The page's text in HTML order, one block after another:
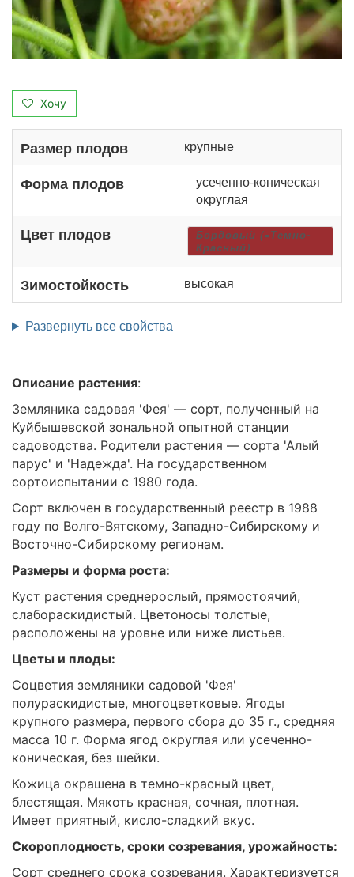
Хочу
Размер плодов крупные
Форма плодов
усеченно-коническая
округлая
Цвет плодов
Бордовый (=Темно-
Красный)
Зимостойкость высокая
Развернуть все свойства
Описание растения:
Земляника садовая 'Фея' — сорт, полученный на
Куйбышевской зональной опытной станции
садоводства. Родители растения — сорта 'Алый
парус' и 'Надежда'. На государственном
сортоиспытании с 1980 года.
Сорт включен в государственный реестр в 1988
году по Волго-Вятскому, Западно-Сибирскому и
Восточно-Сибирскому регионам.
Размеры и форма роста:
Куст растения среднерослый, прямостоячий,
слабораскидистый. Цветоносы толстые,
расположены на уровне или ниже листьев.
Цветы и плоды:
Соцветия земляники садовой 'Фея'
полураскидистые, многоцветковые. Ягоды
крупного размера, первого сбора до 35 г., средняя
масса 10 г. Форма ягод округлая или усеченно-
коническая, без шейки.
Кожица окрашена в темно-красный цвет,
блестящая. Мякоть красная, сочная, плотная.
Имеет приятный, кисло-сладкий вкус.
Скороплодность, сроки созревания, урожайность:
Сорт среднего срока созревания. Характеризуется